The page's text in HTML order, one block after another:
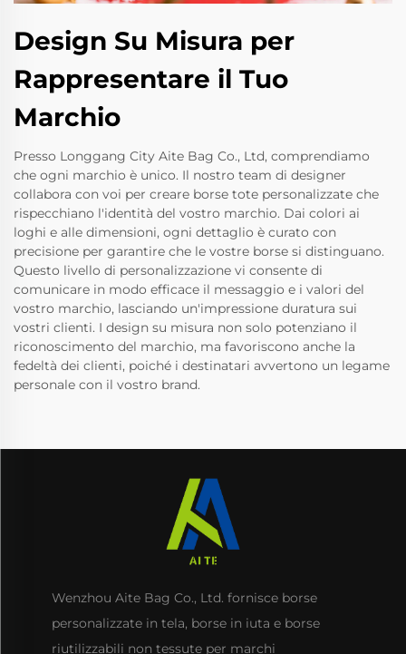
Design Su Misura per
Rappresentare il Tuo
Marchio
Presso Longgang City Aite Bag Co., Ltd, comprendiamo
che ogni marchio è unico. Il nostro team di designer
collabora con voi per creare borse tote personalizzate che
rispecchiano l'identità del vostro marchio. Dai colori ai
loghi e alle dimensioni, ogni dettaglio è curato con
precisione per garantire che le vostre borse si distinguano.
Questo livello di personalizzazione vi consente di
comunicare in modo efficace il messaggio e i valori del
vostro marchio, lasciando un'impressione duratura sui
vostri clienti. I design su misura non solo potenziano il
riconoscimento del marchio, ma favoriscono anche la
fedeltà dei clienti, poiché i destinatari avvertono un legame
personale con il vostro brand.
Wenzhou Aite Bag Co., Ltd. fornisce borse
personalizzate in tela, borse in iuta e borse
riutilizzabili non tessute per marchi